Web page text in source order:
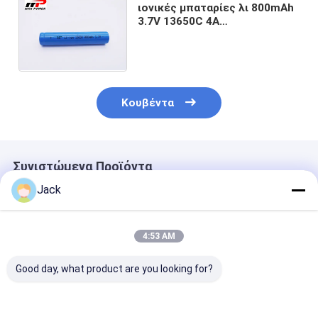
ιονικές μπαταρίες λι 800mAh
3.7V 13650C 4A
Κουβέντα
Συνιστώμενα Προϊόντα
Jack
4:53 AM
Good day, what product are you looking for?